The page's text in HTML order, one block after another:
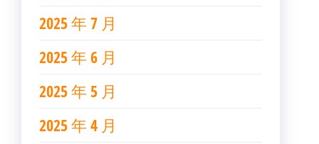
2025 年 7 月
2025 年 6 月
2025 年 5 月
2025 年 4 月